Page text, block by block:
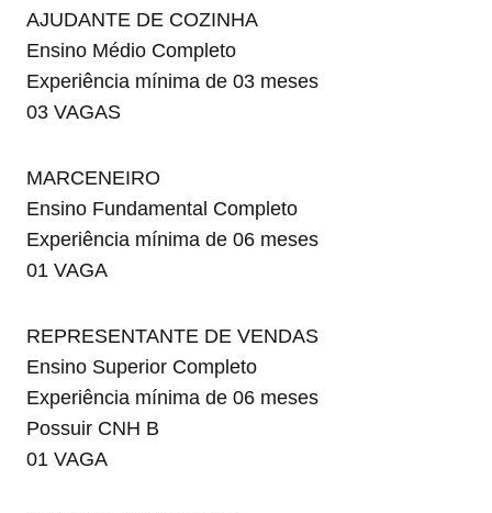
AJUDANTE DE COZINHA
Ensino Médio Completo
Experiência mínima de 03 meses
03 VAGAS
MARCENEIRO
Ensino Fundamental Completo
Experiência mínima de 06 meses
01 VAGA
REPRESENTANTE DE VENDAS
Ensino Superior Completo
Experiência mínima de 06 meses
Possuir CNH B
01 VAGA